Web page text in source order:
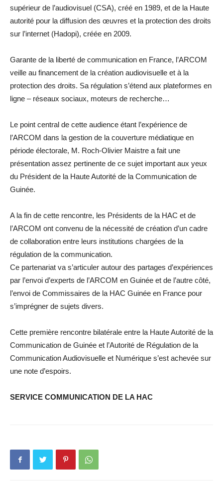
supérieur de l’audiovisuel (CSA), créé en 1989, et de la Haute
autorité pour la diffusion des œuvres et la protection des droits
sur l’internet (Hadopi), créée en 2009.
Garante de la liberté de communication en France, l’ARCOM
veille au financement de la création audiovisuelle et à la
protection des droits. Sa régulation s’étend aux plateformes en
ligne – réseaux sociaux, moteurs de recherche…
Le point central de cette audience étant l’expérience de
l’ARCOM dans la gestion de la couverture médiatique en
période électorale, M. Roch-Olivier Maistre a fait une
présentation assez pertinente de ce sujet important aux yeux
du Président de la Haute Autorité de la Communication de
Guinée.
A la fin de cette rencontre, les Présidents de la HAC et de
l’ARCOM ont convenu de la nécessité de création d’un cadre
de collaboration entre leurs institutions chargées de la
régulation de la communication.
Ce partenariat va s’articuler autour des partages d’expériences
par l’envoi d’experts de l’ARCOM en Guinée et de l’autre côté,
l’envoi de Commissaires de la HAC Guinée en France pour
s’imprégner de sujets divers.
Cette première rencontre bilatérale entre la Haute Autorité de la
Communication de Guinée et l’Autorité de Régulation de la
Communication Audiovisuelle et Numérique s’est achevée sur
une note d’espoirs.
SERVICE COMMUNICATION DE LA HAC